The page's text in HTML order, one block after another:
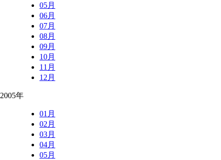
05月
06月
07月
08月
09月
10月
11月
12月
2005年
01月
02月
03月
04月
05月